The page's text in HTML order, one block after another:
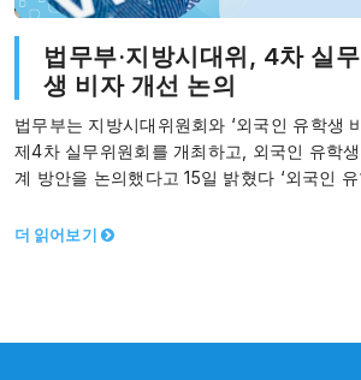
법무부·지방시대위, 4차 실
생 비자 개선 논의
법무부는 지방시대위원회와 ‘외국인 유학생
제4차 실무위원회를 개최하고, 외국인 유학
계 방안을 논의했다고 15일 밝혔다 ‘외국인
더 읽어보기